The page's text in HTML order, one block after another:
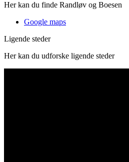
Her kan du finde Randløv og Boesen
Google maps
Ligende steder
Her kan du udforske ligende steder